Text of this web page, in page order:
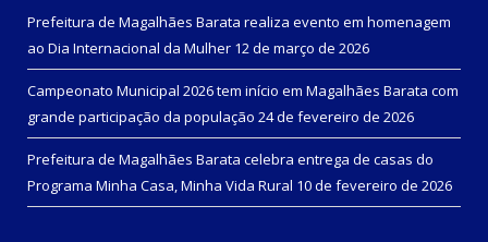
Prefeitura de Magalhães Barata realiza evento em homenagem
ao Dia Internacional da Mulher 12 de março de 2026
Campeonato Municipal 2026 tem início em Magalhães Barata com
grande participação da população 24 de fevereiro de 2026
Prefeitura de Magalhães Barata celebra entrega de casas do
Programa Minha Casa, Minha Vida Rural 10 de fevereiro de 2026